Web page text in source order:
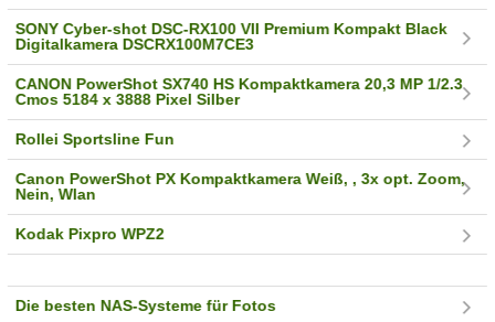
SONY Cyber-shot DSC-RX100 VII Premium Kompakt Black
Digitalkamera DSCRX100M7CE3
CANON PowerShot SX740 HS Kompaktkamera 20,3 MP 1/2.3
Cmos 5184 x 3888 Pixel Silber
Rollei Sportsline Fun
Canon PowerShot PX Kompaktkamera Weiß, , 3x opt. Zoom,
Nein, Wlan
Kodak Pixpro WPZ2
Die besten NAS-Systeme für Fotos